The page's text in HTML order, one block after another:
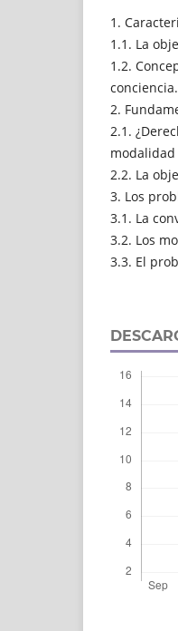
1.
1.1. La
1.2.
conciencia.
2.
2.1.
modalidad
2.2. La
3. Los
3.1. La
3.2. Los
3.3. El